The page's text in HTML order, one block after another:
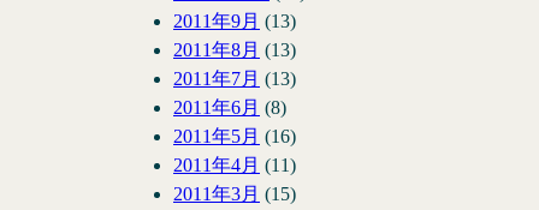
2011年9月 (13)
2011年8月 (13)
2011年7月 (13)
2011年6月 (8)
2011年5月 (16)
2011年4月 (11)
2011年3月 (15)